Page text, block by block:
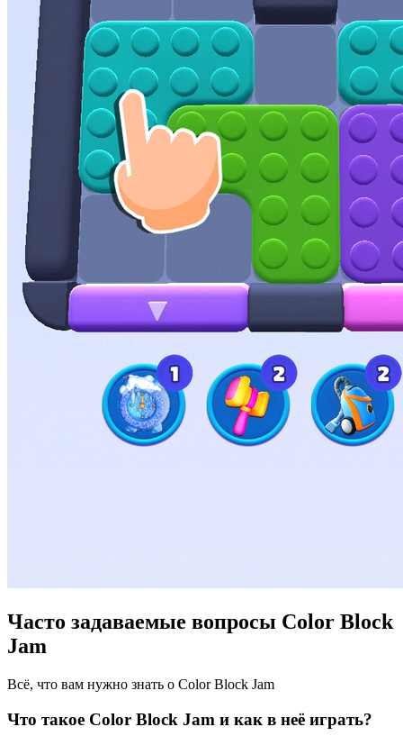
Часто задаваемые вопросы Color Block
Jam
Всё, что вам нужно знать о Color Block Jam
Что такое Color Block Jam и как в неё играть?